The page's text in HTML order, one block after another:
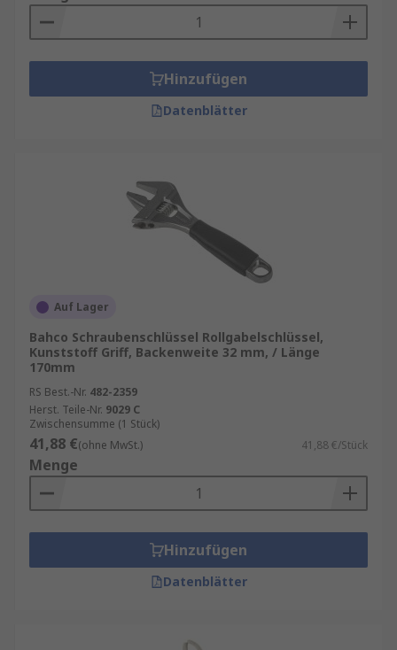
Hinzufügen
Datenblätter
Auf Lager
Bahco Schraubenschlüssel Rollgabelschlüssel,
Kunststoff Griff, Backenweite 32 mm, / Länge
170mm
RS Best.-Nr. 482-2359
Herst. Teile-Nr. 9029 C
Zwischensumme (1 Stück)
41,88 €(ohne MwSt.) 41,88 €/Stück
Menge
Hinzufügen
Datenblätter